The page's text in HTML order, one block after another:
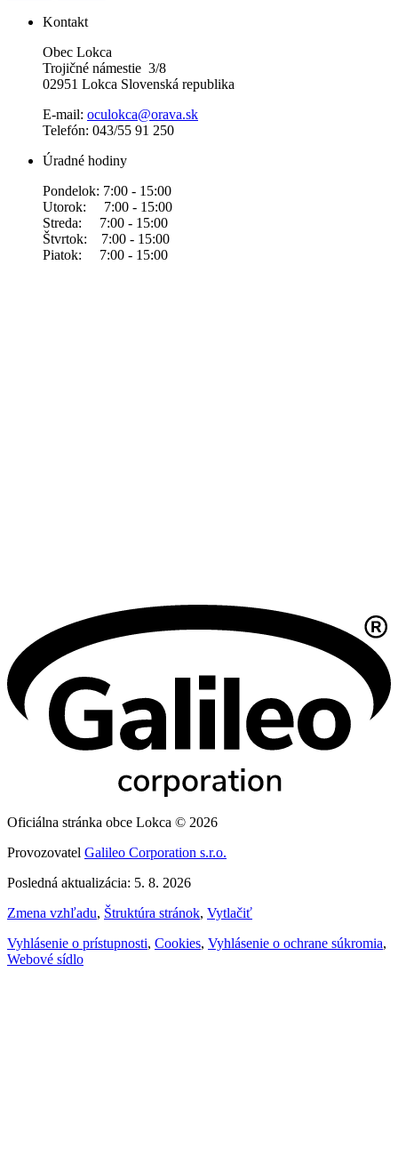
Kontakt
Obec Lokca
Trojičné námestie 3/8
02951 Lokca Slovenská republika
E-mail: oculokca@orava.sk
Telefón: 043/55 91 250
Úradné hodiny
Pondelok: 7:00 - 15:00
Utorok: 7:00 - 15:00
Streda: 7:00 - 15:00
Štvrtok: 7:00 - 15:00
Piatok: 7:00 - 15:00
Oficiálna stránka obce Lokca © 2026
Provozovatel Galileo Corporation s.r.o.
Posledná aktualizácia: 5. 8. 2026
Zmena vzhľadu, Štruktúra stránok, Vytlačiť
Vyhlásenie o prístupnosti, Cookies, Vyhlásenie o ochrane súkromia,
Webové sídlo